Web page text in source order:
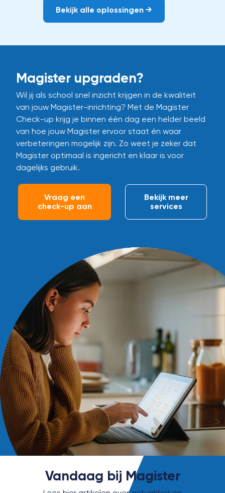
Bekijk alle oplossingen →
Magister upgraden?
Wil jij als school snel inzicht krijgen in de kwaliteit
van jouw Magister-inrichting? Met de Magister
Check-up krijg je binnen één dag een helder beeld
van hoe jouw Magister ervoor staat én waar
verbeteringen mogelijk zijn. Zo weet je zeker dat
Magister optimaal is ingericht en klaar is voor
dagelijks gebruik.
Vraag een
check-up aan
Bekijk meer
services
Vandaag bij Magister